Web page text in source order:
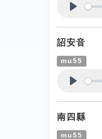
詔安音
mu55
南四縣
mu55